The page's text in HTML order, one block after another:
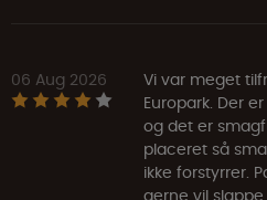
06 Aug 2026
Vi var meget
Europark. Der
og det er
placeret så
ikke forstyrrer.